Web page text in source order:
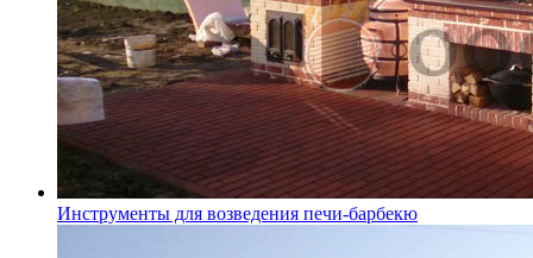
Инструменты для возведения печи-барбекю